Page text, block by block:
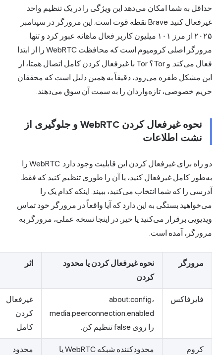
حداقل به شما امکان می‌دهد این ویژگی را در یک تنظیم واحد
غیرفعال کنید. Brave نقطه قوت است. این مرورگر در سپتامبر
۲۰۲۵ از مرز ۱۰۱ میلیون کاربر فعال ماهانه عبور کرد و تنها
مرورگر اصلی کرومیوم است که محافظت WebRTC را از ابتدا
فعال می‌کند. و Tor؟ Tor با غیرفعال کردن کامل اتصال همتا، از
این مشکل طفره می‌رود، دقیقاً به همین دلیل است که محققان
حریم خصوصی، تازه‌واردان را به سمت آن سوق می‌دهند.
نحوه غیرفعال کردن WebRTC و جلوگیری از
نشت اطلاعات
دو راه برای غیرفعال کردن این قابلیت وجود دارد. WebRTC را
به‌طور کامل غیرفعال کنید، یا آن را طوری تنظیم کنید که فقط
آدرسی را که شما انتخاب می‌کنید، ببیند. اینکه کدام یک را
می‌خواهید بستگی به این دارد که آیا واقعاً در مرورگر خود تماس
ویدیویی برقرار می‌کنید یا خیر. در اینجا نسخه عملی، مرورگر به
مرورگر، آمده است.
مرورگر
نحوه غیرفعال کردن یا محدود
کردن
اثر
فایرفاکس
‎about:config،
‎media.peerconnection.enabled
را روی false تنظیم کن.‎
غیرفعال
کردن
کامل
کروم
محدودکننده شبکه WebRTC یا
محدود